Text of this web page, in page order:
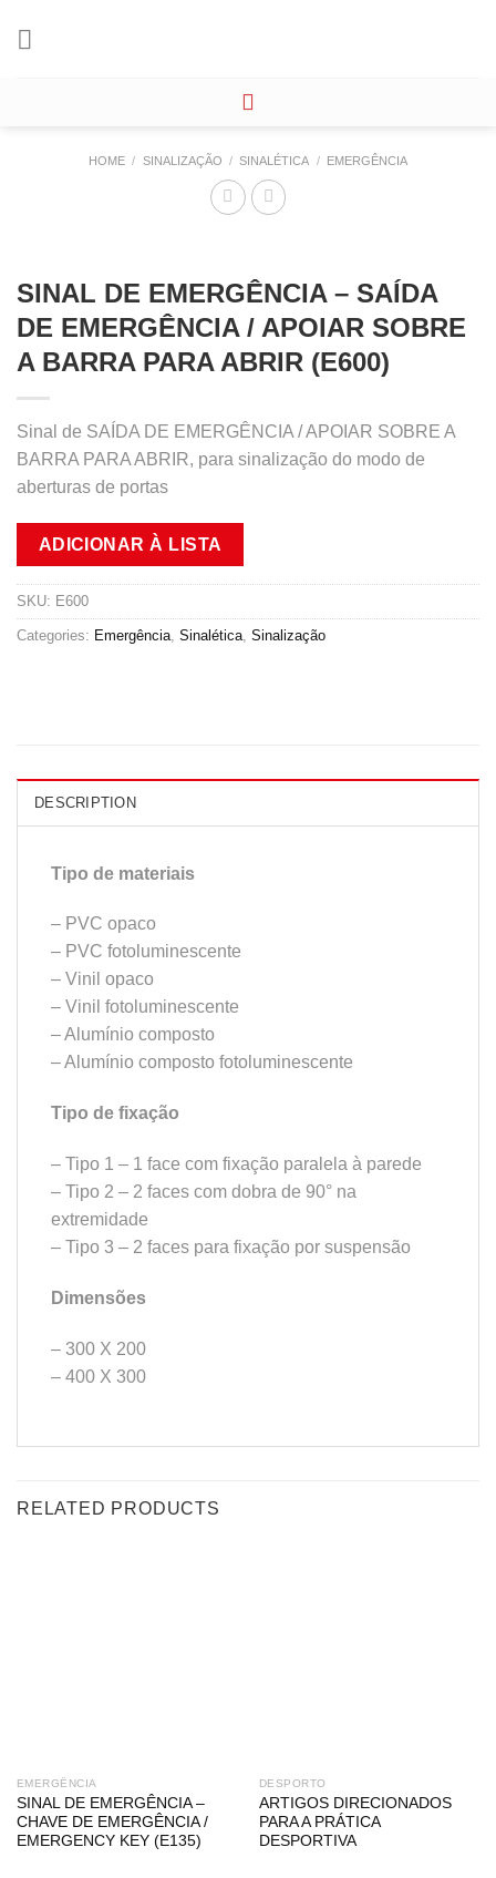
HOME / SINALIZAÇÃO / SINALÉTICA / EMERGÊNCIA
SINAL DE EMERGÊNCIA – SAÍDA
DE EMERGÊNCIA / APOIAR SOBRE
A BARRA PARA ABRIR (E600)
Sinal de SAÍDA DE EMERGÊNCIA / APOIAR SOBRE A
BARRA PARA ABRIR, para sinalização do modo de
aberturas de portas
ADICIONAR À LISTA
SKU: E600
Categories: Emergência Sinalética Sinalização
DESCRIPTION
Tipo de materiais
– PVC opaco
– PVC fotoluminescente
– Vinil opaco
– Vinil fotoluminescente
– Alumínio composto
– Alumínio composto fotoluminescente
Tipo de fixação
– Tipo 1 – 1 face com fixação paralela à parede
– Tipo 2 – 2 faces com dobra de 90° na
extremidade
– Tipo 3 – 2 faces para fixação por suspensão
Dimensões
– 300 X 200
– 400 X 300
RELATED PRODUCTS
EMERGÊNCIA
SINAL DE EMERGÊNCIA –
CHAVE DE EMERGÊNCIA /
EMERGENCY KEY (E135)
DESPORTO
ARTIGOS DIRECIONADOS
PARA A PRÁTICA
DESPORTIVA